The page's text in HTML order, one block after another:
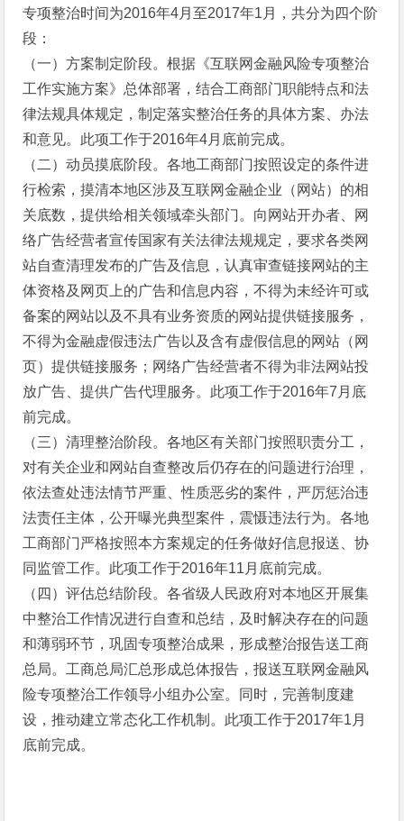
专项整治时间为2016年4月至2017年1月，共分为四个阶
段：
（一）方案制定阶段。根据《互联网金融风险专项整治
工作实施方案》总体部署，结合工商部门职能特点和法
律法规具体规定，制定落实整治任务的具体方案、办法
和意见。此项工作于2016年4月底前完成。
（二）动员摸底阶段。各地工商部门按照设定的条件进
行检索，摸清本地区涉及互联网金融企业（网站）的相
关底数，提供给相关领域牵头部门。向网站开办者、网
络广告经营者宣传国家有关法律法规规定，要求各类网
站自查清理发布的广告及信息，认真审查链接网站的主
体资格及网页上的广告和信息内容，不得为未经许可或
备案的网站以及不具有业务资质的网站提供链接服务，
不得为金融虚假违法广告以及含有虚假信息的网站（网
页）提供链接服务；网络广告经营者不得为非法网站投
放广告、提供广告代理服务。此项工作于2016年7月底
前完成。
（三）清理整治阶段。各地区有关部门按照职责分工，
对有关企业和网站自查整改后仍存在的问题进行治理，
依法查处违法情节严重、性质恶劣的案件，严厉惩治违
法责任主体，公开曝光典型案件，震慑违法行为。各地
工商部门严格按照本方案规定的任务做好信息报送、协
同监管工作。此项工作于2016年11月底前完成。
（四）评估总结阶段。各省级人民政府对本地区开展集
中整治工作情况进行自查和总结，及时解决存在的问题
和薄弱环节，巩固专项整治成果，形成整治报告送工商
总局。工商总局汇总形成总体报告，报送互联网金融风
险专项整治工作领导小组办公室。同时，完善制度建
设，推动建立常态化工作机制。此项工作于2017年1月
底前完成。